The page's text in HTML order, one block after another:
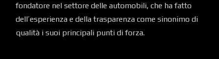
fondatore nel settore delle automobili, che ha fatto
dell’esperienza e della trasparenza come sinonimo di
qualità i suoi principali punti di forza.